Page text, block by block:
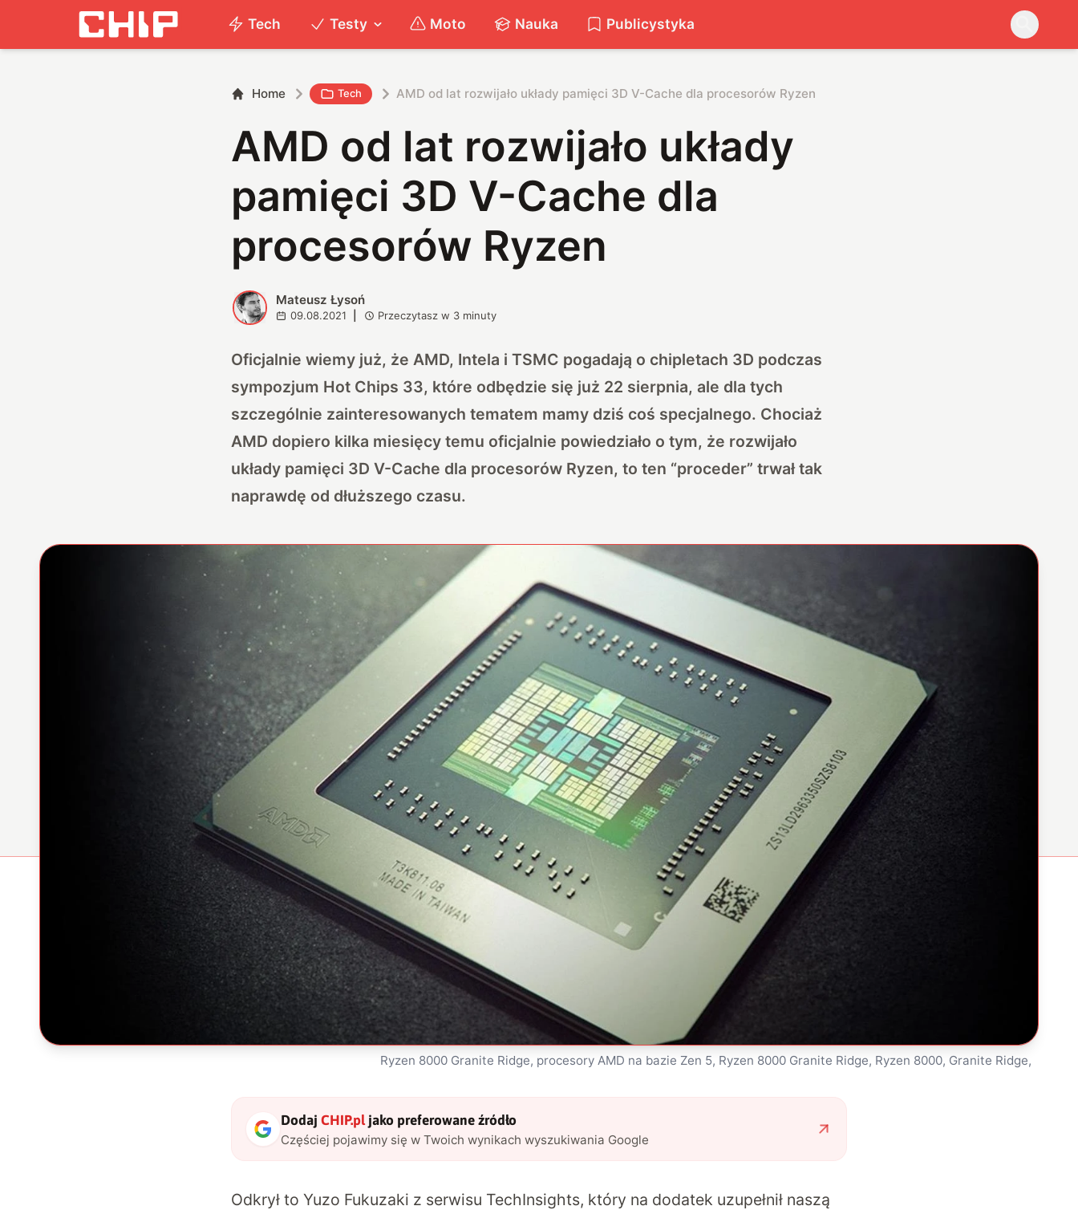
Tech Testy Moto Nauka Publicystyka
Home Tech AMD od lat rozwijało układy pamięci 3D V-Cache dla procesorów Ryzen
AMD od lat rozwijało układy
pamięci 3D V-Cache dla
procesorów Ryzen
M Mateusz Łysoń
09.08.2021 Przeczytasz w 3 minuty
Oficjalnie wiemy już, że AMD, Intela i TSMC pogadają o chipletach 3D podczas
sympozjum Hot Chips 33, które odbędzie się już 22 sierpnia, ale dla tych
szczególnie zainteresowanych tematem mamy dziś coś specjalnego. Chociaż
AMD dopiero kilka miesięcy temu oficjalnie powiedziało o tym, że rozwijało
układy pamięci 3D V-Cache dla procesorów Ryzen, to ten “proceder” trwał tak
naprawdę od dłuższego czasu.
Ryzen 8000 Granite Ridge, procesory AMD na bazie Zen 5, Ryzen 8000 Granite Ridge, Ryzen 8000, Granite Ridge,
Dodaj CHIP.pljako preferowane źródło
Częściej pojawimy się w Twoich wynikach wyszukiwania Google
Odkrył to Yuzo Fukuzaki z serwisu TechInsights, który na dodatek uzupełnił naszą